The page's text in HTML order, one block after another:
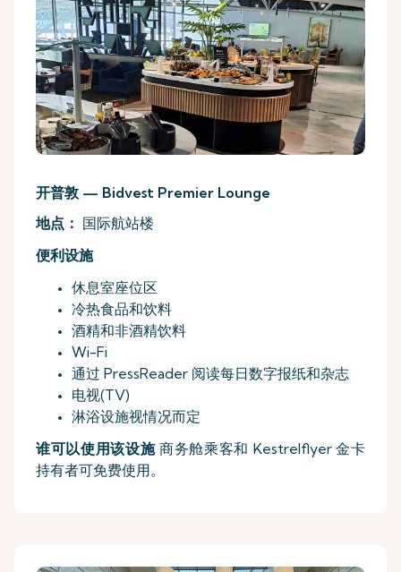
开普敦 — Bidvest Premier Lounge
地点： 国际航站楼
便利设施
休息室座位区
冷热食品和饮料
酒精和非酒精饮料
Wi-Fi
通过 PressReader 阅读每日数字报纸和杂志
电视(TV)
淋浴设施视情况而定
谁可以使用该设施商务舱乘客和 Kestrelflyer 金卡
持有者可免费使用。